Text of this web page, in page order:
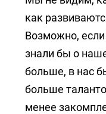
Каталог камер
Контакты
+7 (727) 317-61-
как
Возможно,
знали бы о
больше, в нас
больше
менее